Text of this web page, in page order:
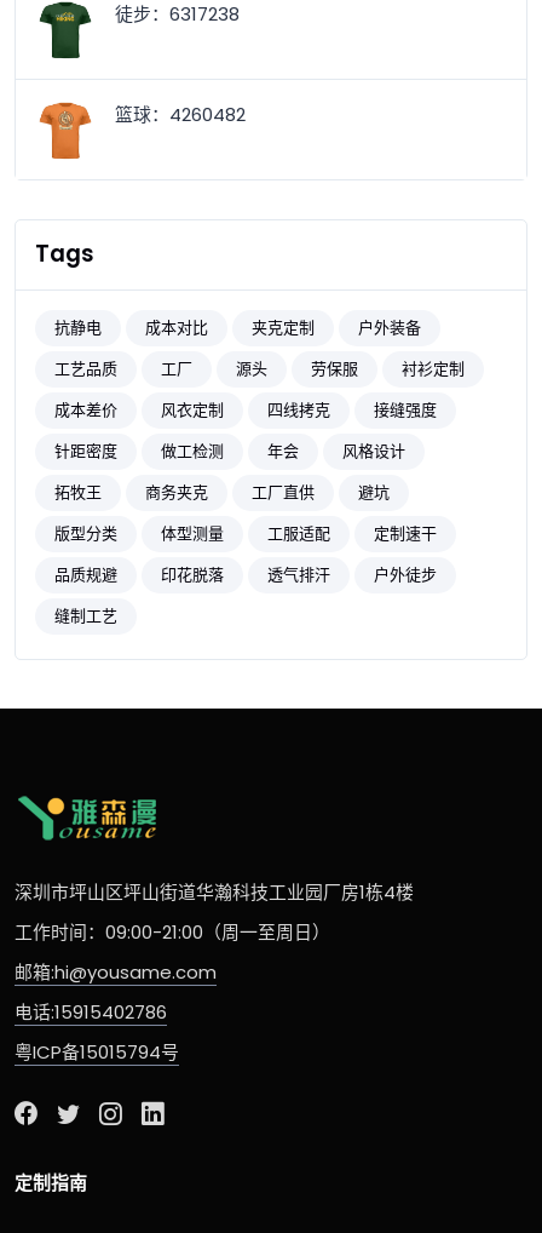
徒步：6317238
篮球：4260482
Tags
抗静电 成本对比 夹克定制
户外装备
工艺品质
工厂 源头 劳保服
衬衫定制
成本差价
风衣定制 四线拷克
接缝强度
针距密度
做工检测 年会
风格设计
拓牧王
商务夹克 工厂直供
避坑
版型分类
体型测量 工服适配
定制速干
品质规避
印花脱落 透气排汗
户外徒步
缝制工艺
深圳市坪山区坪山街道华瀚科技工业园厂房1栋4楼
工作时间：09:00-21:00（周一至周日）
邮箱:hi@yousame.com
电话:15915402786
粤ICP备15015794号
定制指南